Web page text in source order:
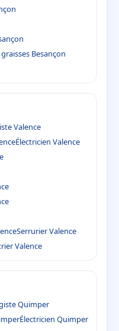
Besançon
Valence
Électricien Valence
Serrurier Valence
Valence
Quimper
Électricien Quimper